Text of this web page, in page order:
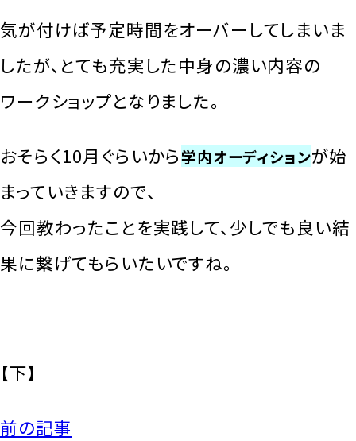
気が付けば予定時間をオーバーしてしまいま
したが、とても充実した中身の濃い内容の
ワークショップとなりました。
おそらく10月ぐらいから学内オーディションが始
まっていきますので、
今回教わったことを実践して、少しでも良い結
果に繋げてもらいたいですね。
【下】
前の記事